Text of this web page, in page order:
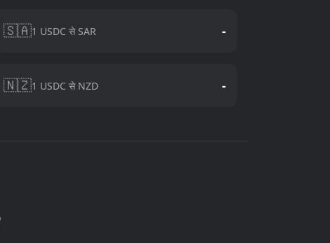
🇸🇦1 USDC से SAR -
🇳🇿1 USDC से NZD -